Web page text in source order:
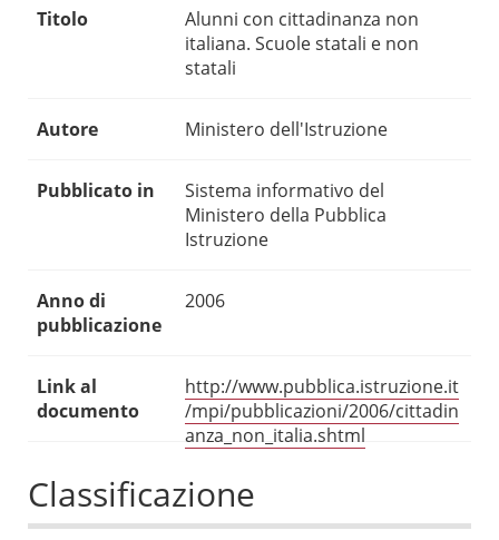
Titolo
Alunni con cittadinanza non
italiana. Scuole statali e non
statali
Autore Ministero dell'Istruzione
Pubblicato in
Sistema informativo del
Ministero della Pubblica
Istruzione
Anno di
pubblicazione
2006
Link al
documento
http://www.pubblica.istruzione.it
/mpi/pubblicazioni/2006/cittadin
anza_non_italia.shtml
Classificazione